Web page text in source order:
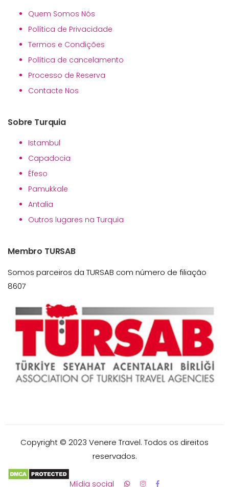
Quem Somos Nós
Política de Privacidade
Termos e Condições
Política de cancelamento
Processo de Reserva
Contacte Nos
Sobre Turquia
Istambul
Capadocia
Éfeso
Pamukkale
Antalia
Outros lugares na Turquia
Membro TURSAB
Somos parceiros da TURSAB com número de filiação
8607
Copyright © 2023 Venere Travel. Todos os direitos
reservados.
Mídia social